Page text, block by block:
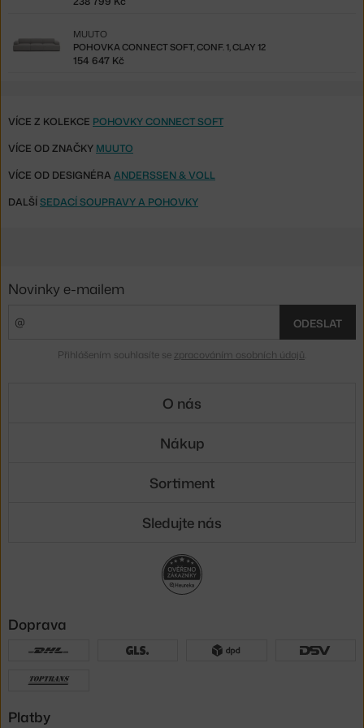
POHOVKA CONNECT SOFT, CONF. 1, CLAY 12
MUUTO
154 647 Kč
VÍCE Z KOLEKCE POHOVKY CONNECT SOFT
VÍCE OD ZNAČKY MUUTO
VÍCE OD DESIGNÉRA ANDERSSEN & VOLL
DALŠÍSEDACÍ SOUPRAVY A POHOVKY
Novinky e-mailem
ODESLAT
Přihlášením souhlasíte se zpracováním osobních údajů
O nás
Nákup
Sortiment
Sledujte nás
Doprava
Platby